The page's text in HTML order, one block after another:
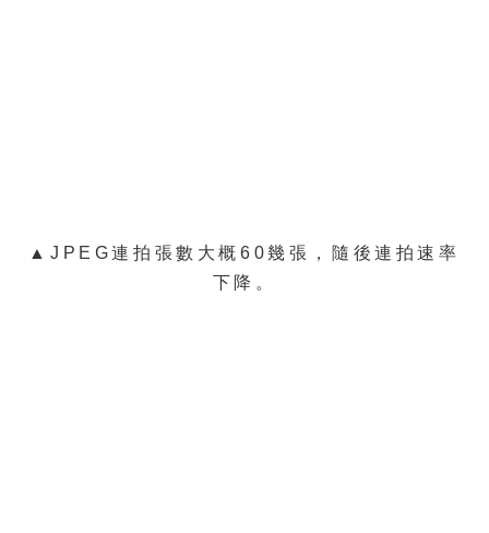
▲JPEG連拍張數大概60幾張，隨後連拍速率
下降。